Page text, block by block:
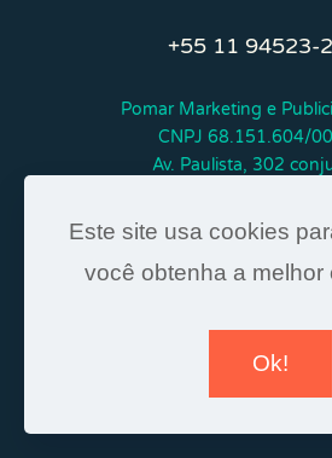
+55 11 94523-
Pomar Marketing e
CNPJ 68.151.604/
Av. Paulista, 302
© 2006 - 2026
Este site usa cookies
você obtenha a melhor
Ok!